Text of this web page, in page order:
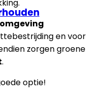
omgeving
en voor
zorgen groene
.
optie!